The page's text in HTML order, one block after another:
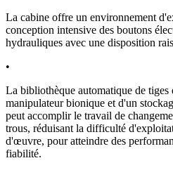
La cabine offre un environnement
conception intensive des boutons
hydrauliques avec une disposition
•
La bibliothèque automatique de tiges
manipulateur bionique et d'un
peut accomplir le travail de
trous, réduisant la difficulté
d'œuvre, pour atteindre des
fiabilité.